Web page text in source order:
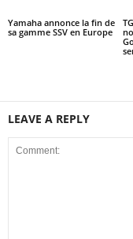
Yamaha annonce la fin de
sa gamme SSV en Europe
LEAVE A REPLY